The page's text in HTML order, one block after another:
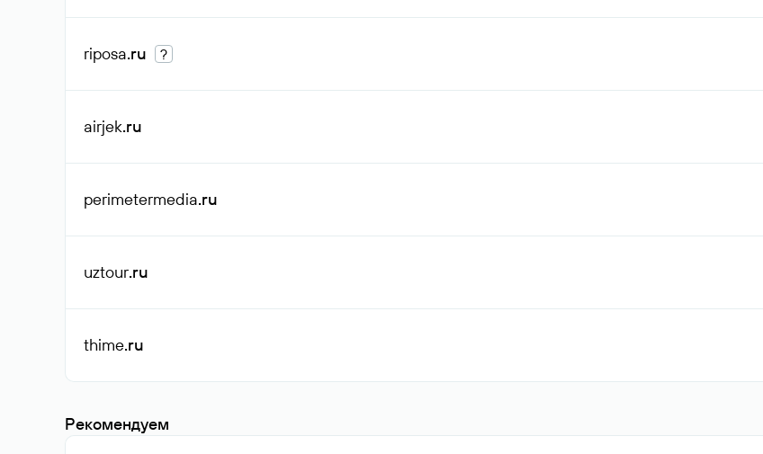
riposa.ru ?
airjek.ru
perimetermedia.ru
uztour.ru
thime.ru
Рекомендуем